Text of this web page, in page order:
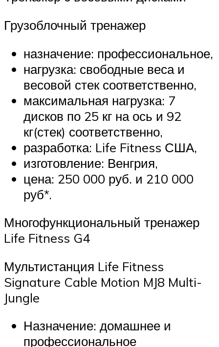
Грузоблочный тренажер
назначение: профессиональное,
нагрузка: свободные веса и
весовой стек соответственно,
максимальная нагрузка: 7
дисков по 25 кг на ось и 92
кг(стек) соответственно,
разработка: Life Fitness США,
изготовление: Венгрия,
цена: 250 000 руб. и 210 000
руб*.
Многофункциональный тренажер
Life Fitness G4
Мультистанция Life Fitness
Signature Cable Motion MJ8 Multi-
Jungle
Назначение: домашнее и
профессиональное